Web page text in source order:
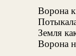
Ворона к
Земля
Ворона